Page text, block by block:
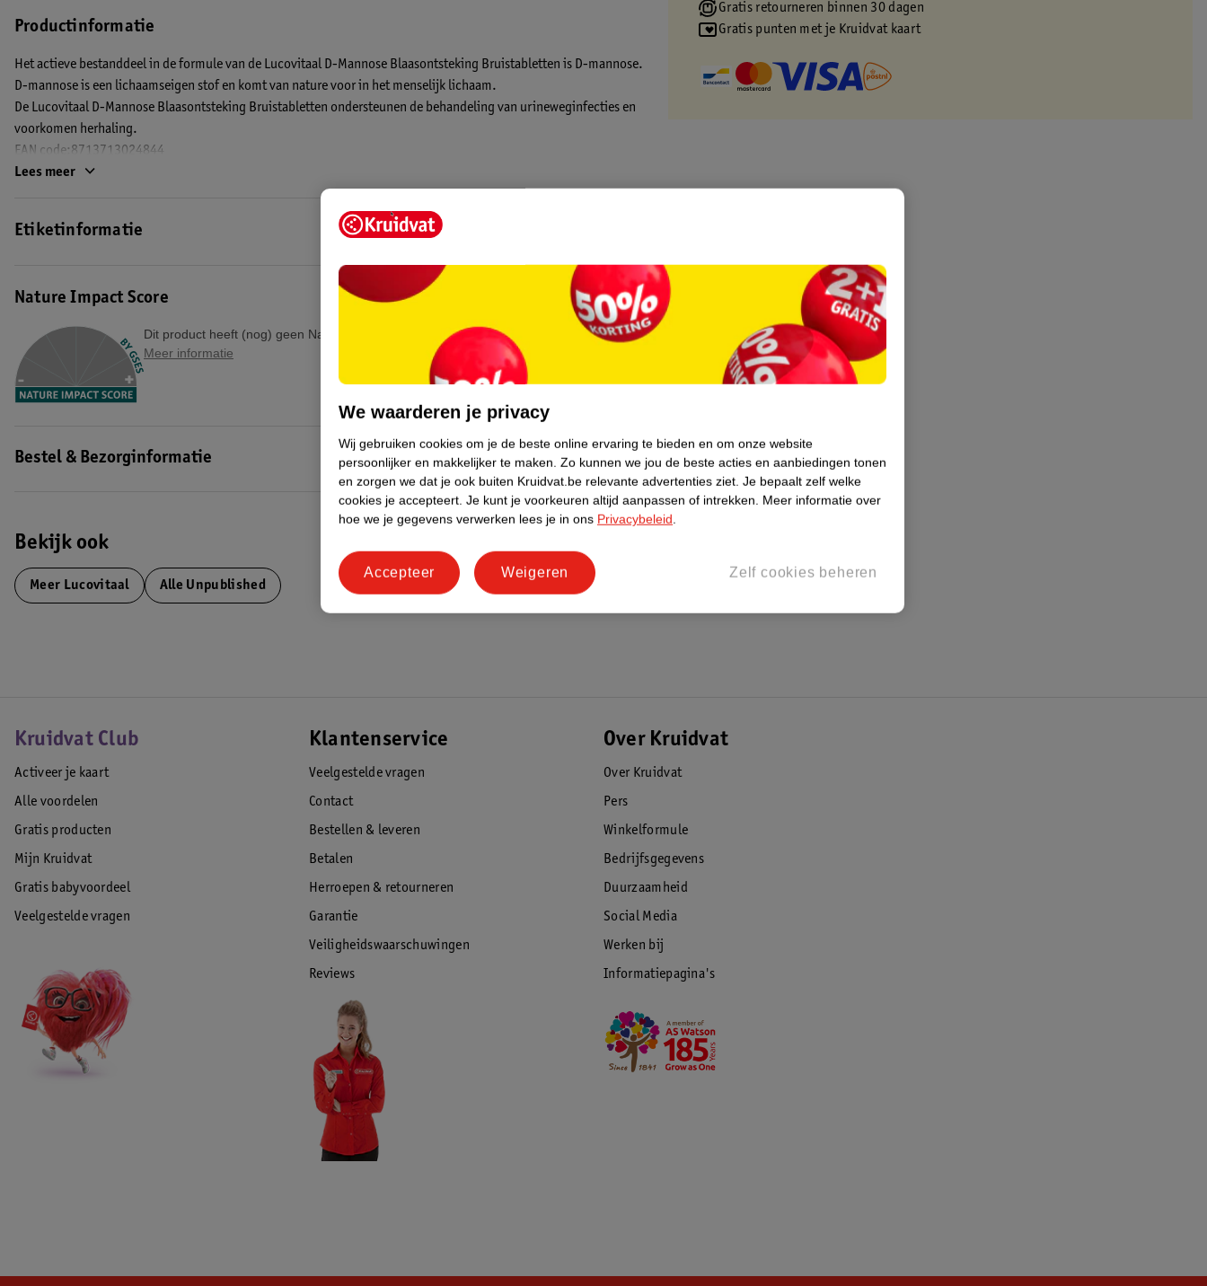
Productinformatie
Het actieve bestanddeel in de formule van de Lucovitaal D-Mannose Blaasontsteking Bruistabletten is D-mannose.
D-mannose is een lichaamseigen stof en komt van nature voor in het menselijk lichaam.
De Lucovitaal D-Mannose Blaasontsteking Bruistabletten ondersteunen de behandeling van urineweginfecties en
voorkomen herhaling.
EAN code:8713713024844
Lees meer
Etiketinformatie
Nature Impact Score
Dit product heeft (nog) geen Nature Impact Score.
Meer informatie
Bestel & Bezorginformatie
Bekijk ook
Meer Lucovitaal Alle Unpublished
Gratis retourneren binnen 30 dagen
Gratis punten met je Kruidvat kaart
Kruidvat Club
Activeer je kaart
Alle voordelen
Gratis producten
Mijn Kruidvat
Gratis babyvoordeel
Veelgestelde vragen
Klantenservice
Veelgestelde vragen
Contact
Bestellen & leveren
Betalen
Herroepen & retourneren
Garantie
Veiligheidswaarschuwingen
Reviews
Over Kruidvat
Over Kruidvat
Pers
Winkelformule
Bedrijfsgegevens
Duurzaamheid
Social Media
Werken bij
Informatiepagina's
We waarderen je privacy
Wij gebruiken cookies om je de beste online ervaring te bieden en om onze website
persoonlijker en makkelijker te maken. Zo kunnen we jou de beste acties en aanbiedingen tonen
en zorgen we dat je ook buiten Kruidvat.be relevante advertenties ziet. Je bepaalt zelf welke
cookies je accepteert. Je kunt je voorkeuren altijd aanpassen of intrekken. Meer informatie over
hoe we je gegevens verwerken lees je in ons Privacybeleid.
Zelf cookies beheren
Weigeren
Accepteer